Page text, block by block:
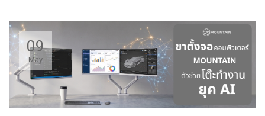
09
May